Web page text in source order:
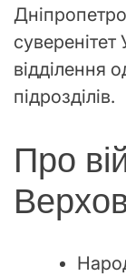
відділення
підрозділів.
Про